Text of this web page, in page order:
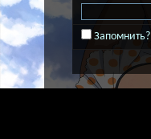
Запомнить?